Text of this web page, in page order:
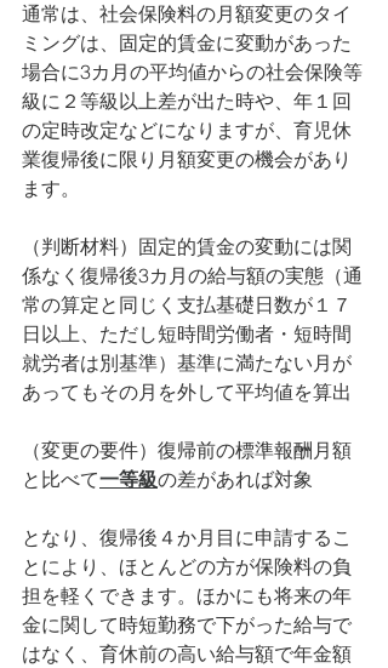
通常は、社会保険料の月額変更のタイ
ミングは、固定的賃金に変動があった
場合に3カ月の平均値からの社会保険等
級に２等級以上差が出た時や、年１回
の定時改定などになりますが、育児休
業復帰後に限り月額変更の機会があり
ます。
（判断材料）固定的賃金の変動には関
係なく復帰後3カ月の給与額の実態（通
常の算定と同じく支払基礎日数が１７
日以上、ただし短時間労働者・短時間
就労者は別基準）基準に満たない月が
あってもその月を外して平均値を算出
（変更の要件）復帰前の標準報酬月額
と比べて一等級の差があれば対象
となり、復帰後４か月目に申請するこ
とにより、ほとんどの方が保険料の負
担を軽くできます。ほかにも将来の年
金に関して時短勤務で下がった給与で
はなく、育休前の高い給与額で年金額